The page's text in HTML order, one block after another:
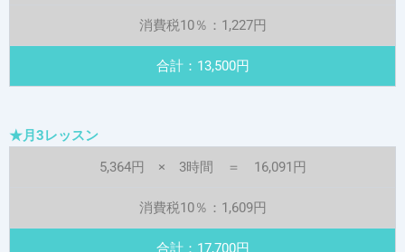
消費税10％：1,227円
合計：13,500円
★月3レッスン
5,364円 × 3時間 ＝ 16,091円
消費税10％：1,609円
合計：17,700円